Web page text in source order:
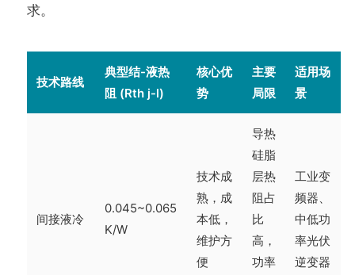
求。
技术路线
典型结-液热
阻 (Rth j-l)
核心优
势
主要
局限
适用场
景
间接液冷
0.045~0.065
K/W
技术成
熟，成
本低，
维护方
便
导热
硅脂
层热
阻占
比
高，
功率
工业变
频器、
中低功
率光伏
逆变器